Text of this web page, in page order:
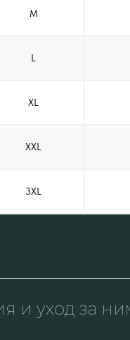
M
L
XL
XXL
3XL
и уход за